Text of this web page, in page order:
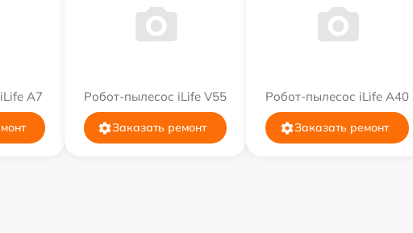
A7 Робот-пылесос iLife V55
Заказать ремонт
Робот-пылесос iLife A40
Заказать ремонт